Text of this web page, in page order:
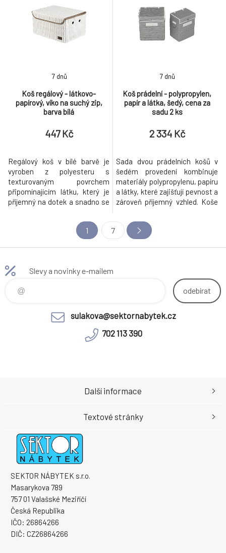
výrobku svěží a přírodní vzhled.
Bambusová konstrukce je
lehká, ale pevná, s oblými
hranami pro bezpečné
uklizený. Koš je opatřen dvěma
kovovými průduchy pro lepší
cirkulaci vzduchu, což pomáhá
předcházet vzniku
Koš regálový - látkovo-
papírový, víko na suchý zip,
barva bílá
7 dnů
447 Kč
Regálový koš v bílé barvě je
vyroben z polyesteru s
texturovaným povrchem
připomínajícím látku, který je
příjemný na dotek a snadno se
pevným víkem na suchý zip,
které zajišťuje jednoduché a
rychlé zavírání. Praktické
přenášení. Díky svému rozměru
Koš prádelní - polypropylen,
papír a látka, šedý, cena za
sadu 2 ks
7 dnů
2 334 Kč
Sada dvou prádelních košů v
šedém provedení kombinuje
materiály polypropylenu, papíru
a látky, které zajišťují pevnost a
zároveň příjemný vzhled. Koše
zapínáním pro diskrétní
uschování prádla a boční
úchyty pro snadnou
1 7
Slevy a novinky e-mailem
odebírat
sulakova@sektornabytek.cz
702 113 390
SEKTOR NÁBYTEK s.r.o.
Masarykova 789
757 01 Valašské Meziříčí
Česká Republika
IČO: 26864266
DIČ: CZ26864266
Další informace
Textové stránky